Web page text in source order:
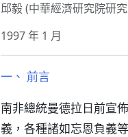
邱毅 (中華經濟研究院研
1997 年 1 月
一、 前言
南非總統曼德拉日前宣
義，各種諸如忘恩負義